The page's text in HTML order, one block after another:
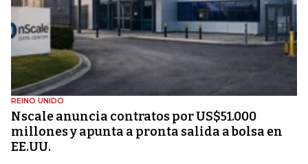
REINO UNIDO
Nscale anuncia contratos por US$51.000
millones y apunta a pronta salida a bolsa en
EE.UU.